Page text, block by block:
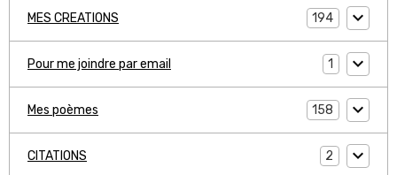
MES CREATIONS 194
Pour me joindre par email 1
Mes poèmes 158
CITATIONS 2